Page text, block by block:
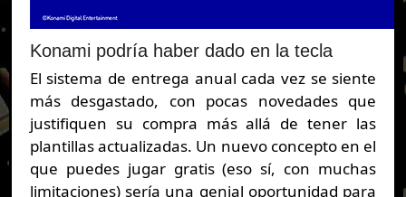
Konami podría haber dado en la tecla
El sistema de entrega anual cada vez se siente
más desgastado, con pocas novedades que
justifiquen su compra más allá de tener las
plantillas actualizadas. Un nuevo concepto en el
que puedes jugar gratis (eso sí, con muchas
limitaciones) sería una genial oportunidad para